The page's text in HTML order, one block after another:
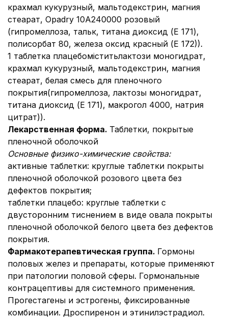
крахмал кукурузный, мальтодекстрин, магния
стеарат, Opadry 10A240000 розовый
(гипромеллоза, тальк, титана диоксид (E 171),
полисорбат 80, железа оксид красный (Е 172)).
1 таблетка плацебоміститьлактози моногидрат,
крахмал кукурузный, мальтодекстрин, магния
стеарат, белая смесь для пленочного
покрытия(гипромеллоза, лактозы моногидрат,
титана диоксид (E 171), макрогол 4000, натрия
цитрат)).
Лекарственная форма. Таблетки, покрытые
пленочной оболочкой
Основные физико-химические свойства:
активные таблетки: круглые таблетки покрыты
пленочной оболочкой розового цвета без
дефектов покрытия;
таблетки плацебо: круглые таблетки с
двусторонним тиснением в виде овала покрыты
пленочной оболочкой белого цвета без дефектов
покрытия.
Фармакотерапевтическая группа. Гормоны
половых желез и препараты, которые применяют
при патологии половой сферы. Гормональные
контрацептивы для системного применения.
Прогестагены и эстрогены, фиксированные
комбинации. Дроспиренон и этинилэстрадиол.